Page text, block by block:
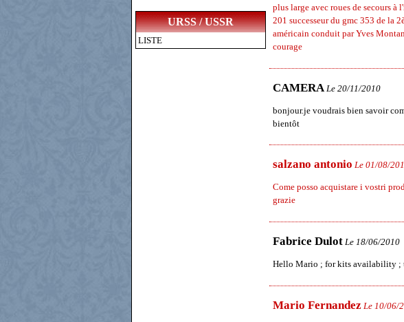
URSS / USSR
LISTE
plus large avec roues de secours
201 successeur du gmc 353 de la
américain conduit par Yves
courage
CAMERA Le 20/11/2010
bonjour.je voudrais bien savoir
bientôt
salzano antonio Le 01/08/
Come posso acquistare i vostri
grazie
Fabrice Dulot Le 18/06/2010
Hello Mario ; for kits availability ;
Mario Fernandez Le 10/06/